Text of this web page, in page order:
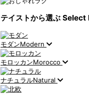
テイストから選ぶ Select
モダンModern
モロッカンMorocco
ナチュラルNatural